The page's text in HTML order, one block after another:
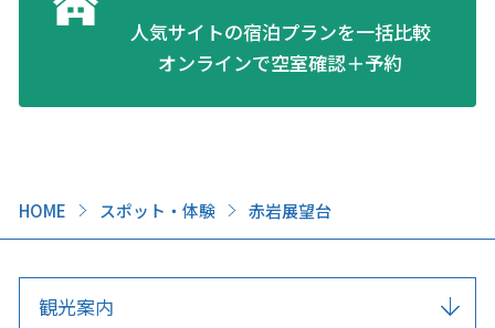
HOME スポット・体験 赤岩展望台
人気サイトの宿泊プランを一括比較
オンラインで空室確認＋予約
観光案内